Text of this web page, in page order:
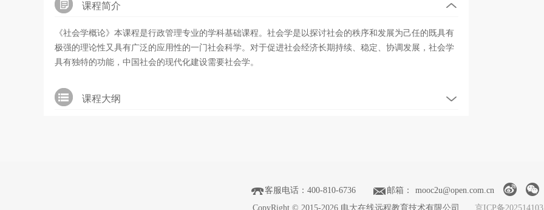
课程简介 展
《社会学概论》本课程是行政管理专业的学科基础课程。社会学是以探讨社会的秩序和发展为己任的既具有
极强的理论性又具有广泛的应用性的一门社会科学。对于促进社会经济长期持续、稳定、协调发展，社会学
具有独特的功能，中国社会的现代化建设需要社会学。
课程大纲 展
客服电话 ：400-810-6736 邮箱 ：
mooc2u@open.com.cn
CopyRight © 2015-2026 电大在线远程教育技术有限公司 京ICP备